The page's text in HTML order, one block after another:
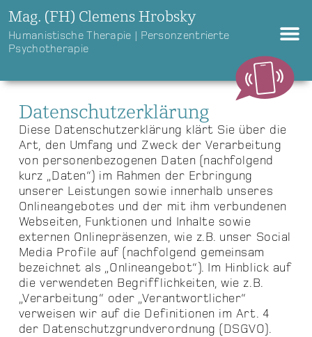
Mag. (FH) Clemens Hrobsky
Humanistische Therapie | Personzentrierte
Psychotherapie
Datenschutzerklärung
Diese Datenschutzerklärung klärt Sie über die
Art, den Umfang und Zweck der Verarbeitung
von personenbezogenen Daten (nachfolgend
kurz „Daten“) im Rahmen der Erbringung
unserer Leistungen sowie innerhalb unseres
Onlineangebotes und der mit ihm verbundenen
Webseiten, Funktionen und Inhalte sowie
externen Onlinepräsenzen, wie z.B. unser Social
Media Profile auf (nachfolgend gemeinsam
bezeichnet als „Onlineangebot“). Im Hinblick auf
die verwendeten Begrifflichkeiten, wie z.B.
„Verarbeitung“ oder „Verantwortlicher“
verweisen wir auf die Definitionen im Art. 4
der Datenschutzgrundverordnung (DSGVO).